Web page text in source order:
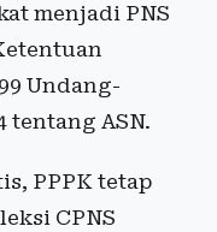
menjadi PNS
Undang-
tentang ASN.
PPPK tetap
CPNS